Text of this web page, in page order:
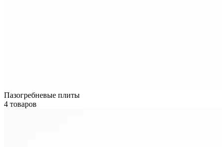
Пазогребневые плиты
4 товаров